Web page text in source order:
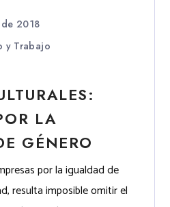
2018
y Trabajo
LA
GÉNERO
por la igualdad de
resulta imposible omitir el